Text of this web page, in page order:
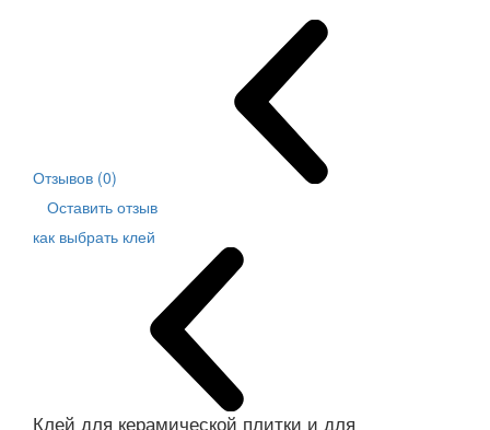
Отзывов (0)
Оставить отзыв
как выбрать клей
Клей для керамической плитки и для